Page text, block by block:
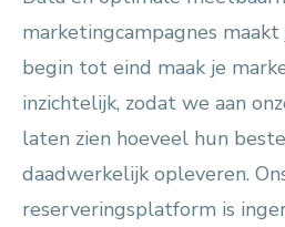
marketingcampagnes
begin tot eind maak je
inzichtelijk, zodat we aan
laten zien hoeveel hun
daadwerkelijk opleveren.
reserveringsplatform is